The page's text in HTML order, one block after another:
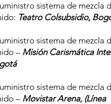
sistema de mezcla
Teatro Colsubsidio,
sistema de mezcla
– Misión Carismática
sistema de mezcla
–Movistar Arena, (Línea